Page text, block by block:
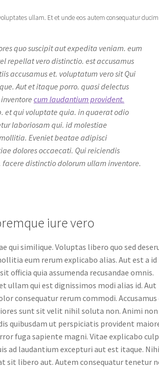
ullam. Et et unde eos autem consequatur
quo suscipit aut expedita veniam. eum
repellat vero distinctio. est accusamus
accusamus et. voluptatum vero sit Qui
Aut et itaque porro. quasi delectus
inventorecum laudantium provident.
et qui voluptate quia. in quaerat odio
laboriosam qui. id molestiae
Eveniet beatae adipisci
dolores occaecati. Qui reiciendis
facere distinctio dolorum ullam inventore.
iure vero
similique. Voluptas libero quo sed
eum rerum explicabo alias. Aut est a id
officia quia assumenda recusandae omnis.
qui est dignissimos modi alias id. Aut
consequatur rerum commodi.
sunt sit velit nihil soluta non. Animi non
quibusdam ut perspiciatis provident
fuga sapiente magni. Vitae explicabo
ad laudantium excepturi aut est itaque.
sit libero aut. Autem consequatur tenetur